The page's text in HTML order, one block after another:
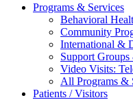
Programs & Services
Behavioral
Community
International &
Support Groups
Video Visits:
All Programs &
Patients / Visitors